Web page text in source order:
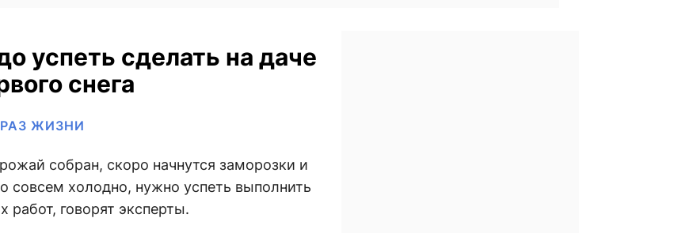
успеть сделать на даче
снега
ЖИЗНИ
собран, скоро начнутся заморозки и
совсем холодно, нужно успеть выполнить
работ, говорят эксперты.